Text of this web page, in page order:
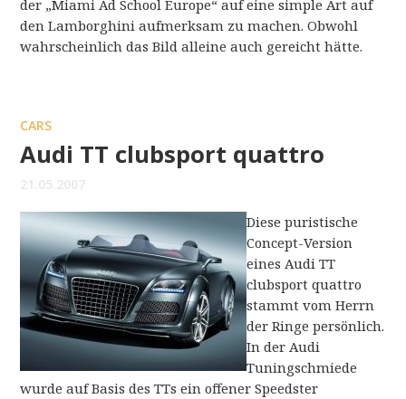
der „Miami Ad School Europe“ auf eine simple Art auf
den Lamborghini aufmerksam zu machen. Obwohl
wahrscheinlich das Bild alleine auch gereicht hätte.
CARS
Audi TT clubsport quattro
21.05.2007
Diese puristische
Concept-Version
eines Audi TT
clubsport quattro
stammt vom Herrn
der Ringe persönlich.
In der Audi
Tuningschmiede
wurde auf Basis des TTs ein offener Speedster